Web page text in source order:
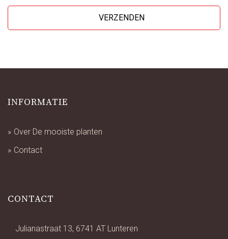
INFORMATIE
Over De mooiste planten
Contact
CONTACT
Julianastraat 13, 6741 AT Lunteren